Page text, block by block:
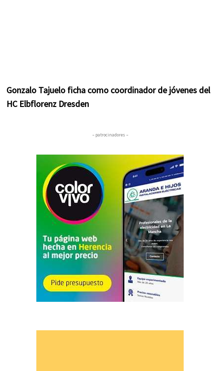
Gonzalo Tajuelo ficha como coordinador de jóvenes del
HC Elbflorenz Dresden
– patrocinadores –